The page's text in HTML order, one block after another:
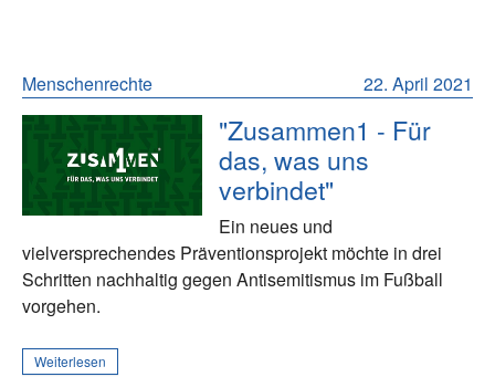
22. April 2021
Menschenrechte
"Zusammen1 - Für
das, was uns
verbindet"
Ein neues und
vielversprechendes Präventionsprojekt möchte in drei
Schritten nachhaltig gegen Antisemitismus im Fußball
vorgehen.
Weiterlesen